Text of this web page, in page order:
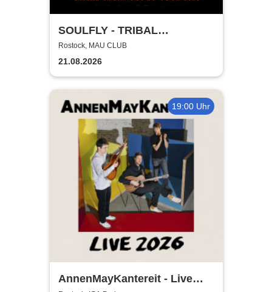
SOULFLY - TRIBAL
TECHNOLOGY TOUR 2026
Rostock, MAU CLUB
21.08.2026
19:00 Uhr
AnnenMayKantereit - Live